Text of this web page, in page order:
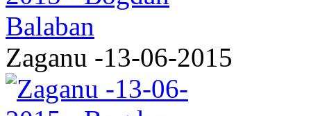
Zaganu -13-06-2015